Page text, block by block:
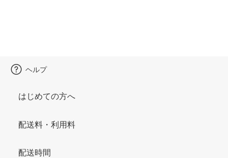
ヘルプ
はじめての方へ
配送料・利用料
配送時間